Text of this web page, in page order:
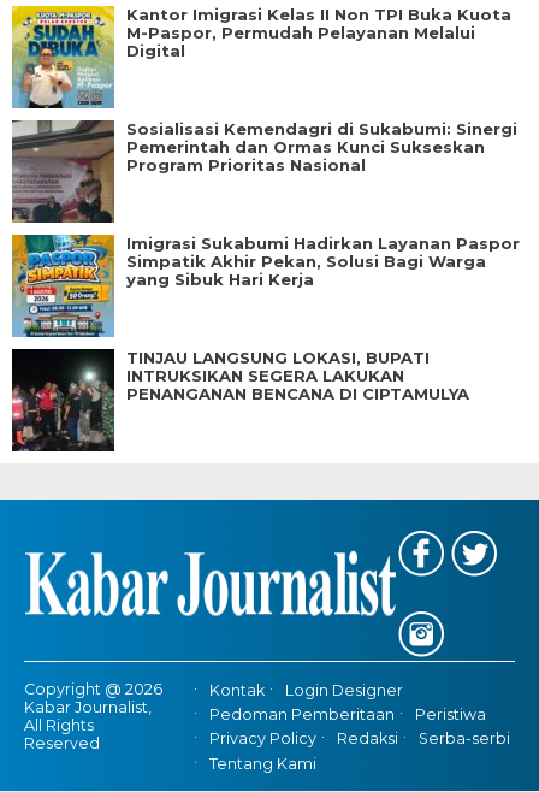
Kantor Imigrasi Kelas II Non TPI Buka Kuota
M-Paspor, Permudah Pelayanan Melalui
Digital
Sosialisasi Kemendagri di Sukabumi: Sinergi
Pemerintah dan Ormas Kunci Sukseskan
Program Prioritas Nasional
Imigrasi Sukabumi Hadirkan Layanan Paspor
Simpatik Akhir Pekan, Solusi Bagi Warga
yang Sibuk Hari Kerja
TINJAU LANGSUNG LOKASI, BUPATI
INTRUKSIKAN SEGERA LAKUKAN
PENANGANAN BENCANA DI CIPTAMULYA
Copyright @ 2026
Kabar Journalist,
All Rights
Reserved
Kontak
Login Designer
Pedoman Pemberitaan
Peristiwa
Privacy Policy
Redaksi
Serba-serbi
Tentang Kami